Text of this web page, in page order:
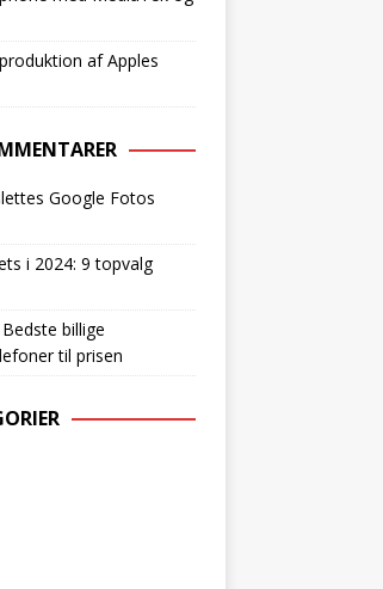
af Apples
Google Fotos
i 2024: 9 topvalg
Bedste billige
til prisen